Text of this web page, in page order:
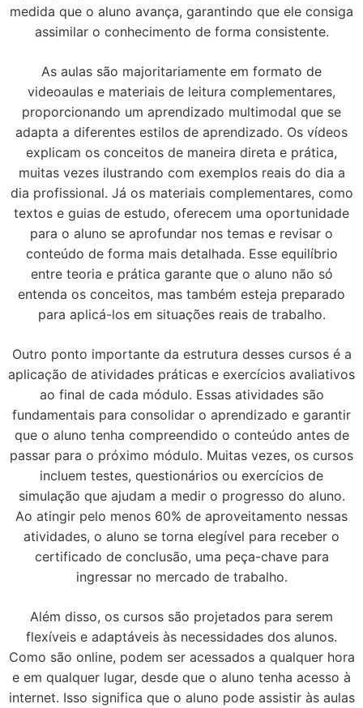
medida que o aluno avança, garantindo que ele consiga
assimilar o conhecimento de forma consistente.
As aulas são majoritariamente em formato de
videoaulas e materiais de leitura complementares,
proporcionando um aprendizado multimodal que se
adapta a diferentes estilos de aprendizado. Os vídeos
explicam os conceitos de maneira direta e prática,
muitas vezes ilustrando com exemplos reais do dia a
dia profissional. Já os materiais complementares, como
textos e guias de estudo, oferecem uma oportunidade
para o aluno se aprofundar nos temas e revisar o
conteúdo de forma mais detalhada. Esse equilíbrio
entre teoria e prática garante que o aluno não só
entenda os conceitos, mas também esteja preparado
para aplicá-los em situações reais de trabalho.
Outro ponto importante da estrutura desses cursos é a
aplicação de atividades práticas e exercícios avaliativos
ao final de cada módulo. Essas atividades são
fundamentais para consolidar o aprendizado e garantir
que o aluno tenha compreendido o conteúdo antes de
passar para o próximo módulo. Muitas vezes, os cursos
incluem testes, questionários ou exercícios de
simulação que ajudam a medir o progresso do aluno.
Ao atingir pelo menos 60% de aproveitamento nessas
atividades, o aluno se torna elegível para receber o
certificado de conclusão, uma peça-chave para
ingressar no mercado de trabalho.
Além disso, os cursos são projetados para serem
flexíveis e adaptáveis às necessidades dos alunos.
Como são online, podem ser acessados a qualquer hora
e em qualquer lugar, desde que o aluno tenha acesso à
internet. Isso significa que o aluno pode assistir às aulas